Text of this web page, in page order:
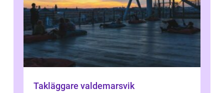
Takläggare valdemarsvik